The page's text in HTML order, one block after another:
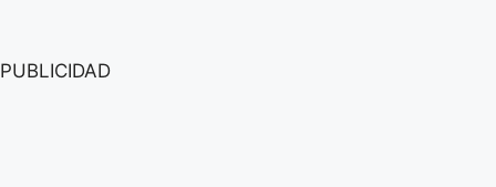
PUBLICIDAD